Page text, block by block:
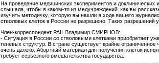
На проведение медицинских экспериментов и
слышала, чтобы в каком-то из медучреждений, как вы
изучить методичку, которую вы нашли в ходе вашего
стволовых клеток в России не разрешено. Таких разрешений
Член-корреспондент РАН Владимир СМИРНОВ:
- Ситуация в России со стволовыми клетками приобретает
теневых структур. В стране существует крайне
очень далеко. Абортный материал для получения клеток
требует серьезного вмешательства государства.